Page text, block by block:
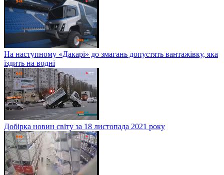
На наступному «Дакарі» до змагань допустять вантажівку, яка
їздить на водні
Добірка новин світу за 18 листопада 2021 року